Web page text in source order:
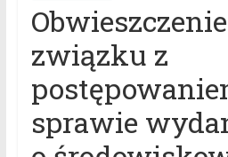
związku z
sprawie